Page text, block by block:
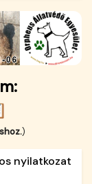
)
nyilatkozat